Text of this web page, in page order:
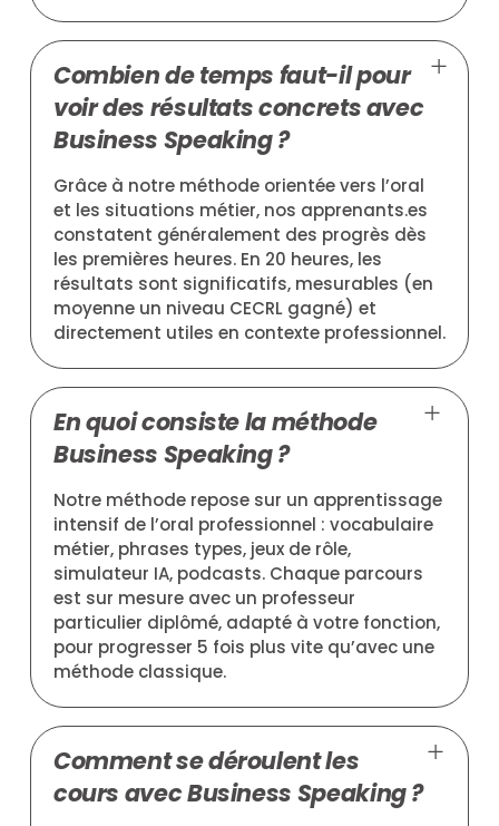
Combien de temps faut-il pour
voir des résultats concrets avec
Business Speaking ?
Grâce à notre méthode orientée vers l’oral
et les situations métier, nos apprenants.es
constatent généralement des progrès dès
les premières heures. En 20 heures, les
résultats sont significatifs, mesurables (en
moyenne un niveau CECRL gagné) et
directement utiles en contexte professionnel.
En quoi consiste la méthode
Business Speaking ?
Notre méthode repose sur un apprentissage
intensif de l’oral professionnel : vocabulaire
métier, phrases types, jeux de rôle,
simulateur IA, podcasts. Chaque parcours
est sur mesure avec un professeur
particulier diplômé, adapté à votre fonction,
pour progresser 5 fois plus vite qu’avec une
méthode classique.
Comment se déroulent les
cours avec Business Speaking ?